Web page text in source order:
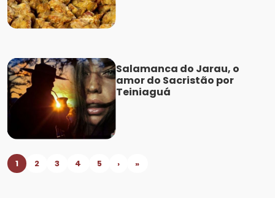
Salamanca do Jarau, o
amor do Sacristão por
Teiniaguá
1 2 3 4 5 › »